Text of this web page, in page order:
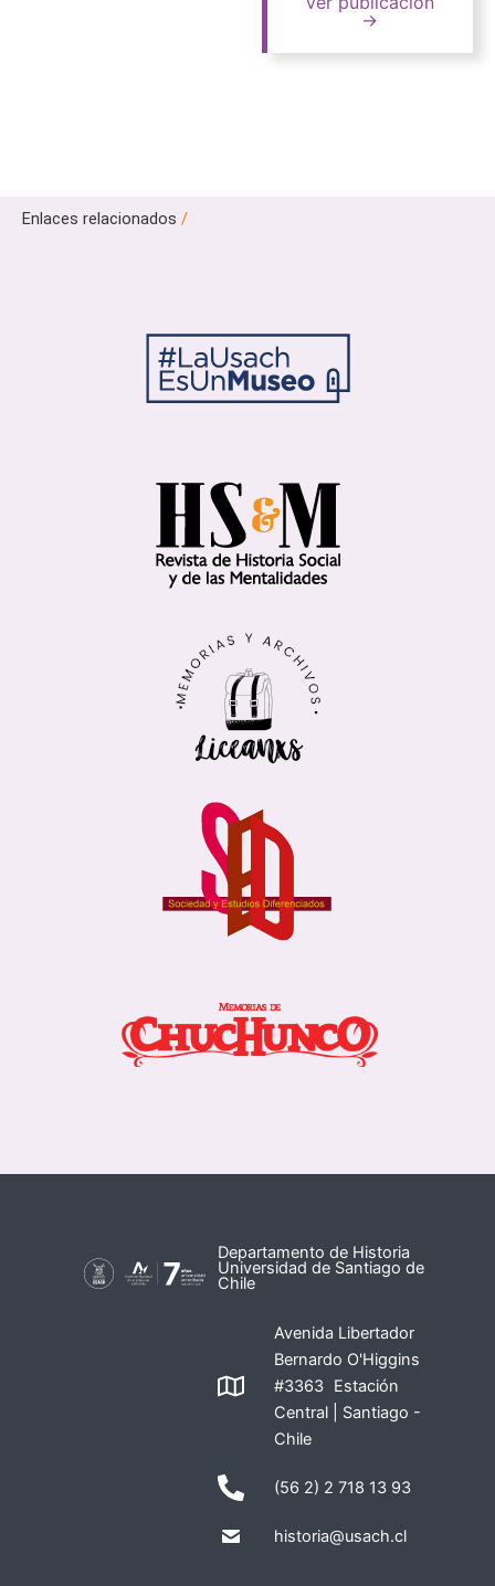
→
Enlaces relacionados /
Departamento de Historia
Universidad de Santiago de
Chile
Avenida Libertador
Bernardo O'Higgins
#3363 Estación
Central | Santiago -
Chile
(56 2) 2 718 13 93
historia@usach.cl